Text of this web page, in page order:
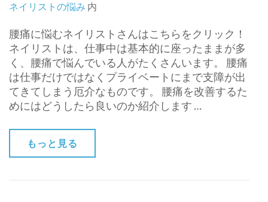
ネイリストの悩み 内
腰痛に悩むネイリストさんはこちらをクリック！
ネイリストは、仕事中は基本的に座ったままが多
く、腰痛で悩んでいる人がたくさんいます。 腰痛
は仕事だけではなくプライベートにまで支障が出
てきてしまう厄介なものです。 腰痛を改善するた
めにはどうしたら良いのか紹介します …
もっと見る